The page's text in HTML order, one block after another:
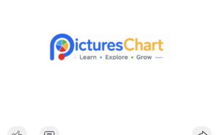
hành động theo cảm xúc. Nếu chuyển sang ví lạnh, đây là tín
hiệu tích cực cho xu hướng dài hạn.